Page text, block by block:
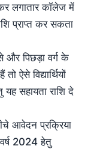
कर लगातार कॉलेज में
प्राप्त कर सकता
पिछड़ा वर्ग के
ऐसे विद्यार्थियों
सहायता राशि दे
आवेदन प्रक्रिया
2024 हेतु